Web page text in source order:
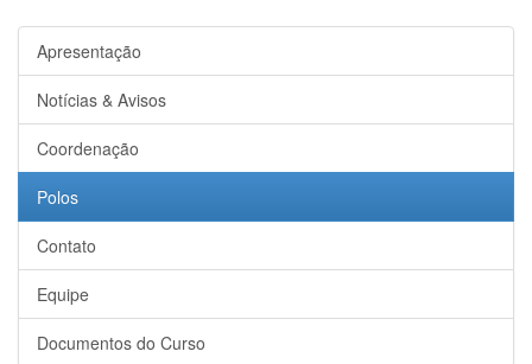
Apresentação
Notícias & Avisos
Coordenação
Polos
Contato
Equipe
Documentos do Curso